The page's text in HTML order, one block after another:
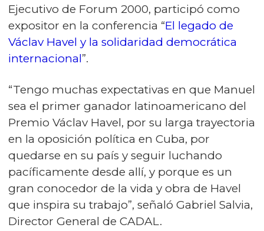
Ejecutivo de Forum 2000, participó como
expositor en la conferencia “El legado de
Václav Havel y la solidaridad democrática
internacional”.
“Tengo muchas expectativas en que Manuel
sea el primer ganador latinoamericano del
Premio Václav Havel, por su larga trayectoria
en la oposición política en Cuba, por
quedarse en su país y seguir luchando
pacíficamente desde allí, y porque es un
gran conocedor de la vida y obra de Havel
que inspira su trabajo”, señaló Gabriel Salvia,
Director General de CADAL.